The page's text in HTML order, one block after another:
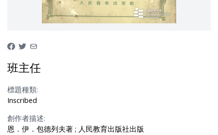
班主任
標題種類:
Inscribed
創作者描述:
恩．伊．包德列夫著 ; 人民教育出版社出版